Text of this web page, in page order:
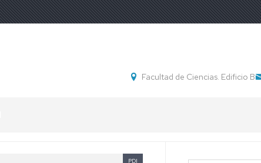
Facultad de Ciencias. Edificio B
PDI